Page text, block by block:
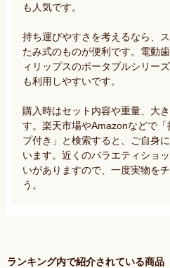
も人気です。
持ち運びやすさを考えるなら、
たみ式のものが便利です。電動
ィリップスのポータブルシリー
も利用しやすいです。
購入時はセット内容や重量、大
す。楽天市場やAmazonなどで
プ付き」と検索すると、ご自身
います。近くのバラエティショ
いがありますので、一度実物を
う。
ランキング内で紹介されている商品